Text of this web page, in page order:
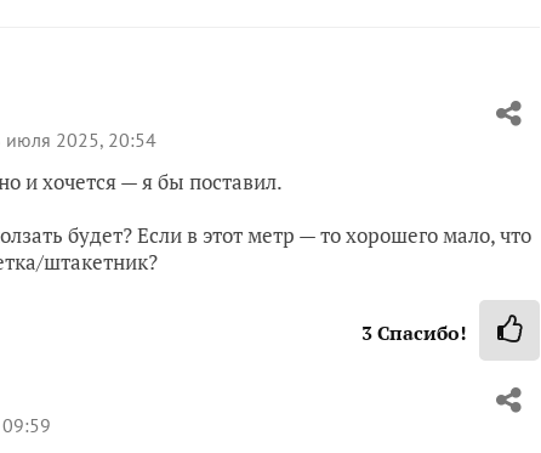
июля 2025, 20:54
и хочется — я бы поставил.
будет? Если в этот метр — то хорошего мало, что
штакетник?
3Спасибо!